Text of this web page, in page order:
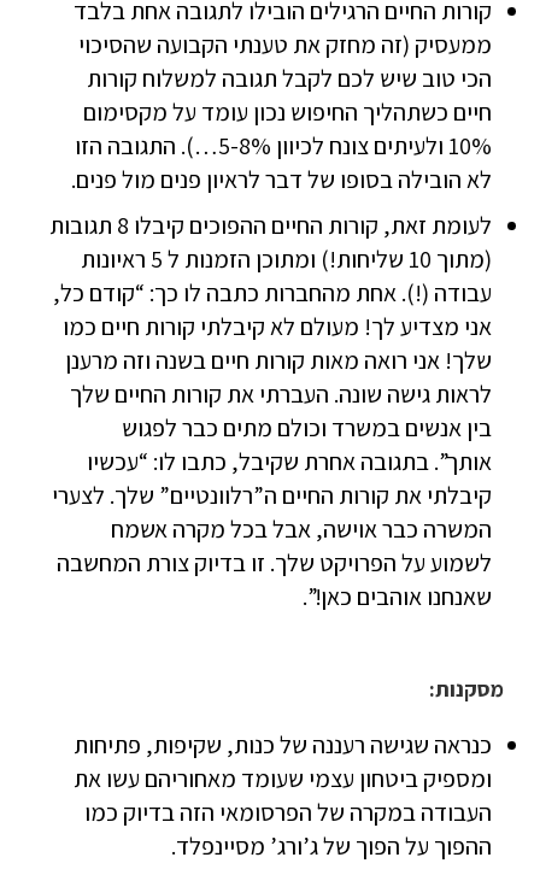
קורות החיים הרגילים הובילו לתגובה אחת בלבד
ממעסיק (זה מחזק את טענתי הקבועה שהסיכוי
הכי טוב שיש לכם לקבל תגובה למשלוח קורות
חיים כשתהליך החיפוש נכון עומד על מקסימום
10% ולעיתים צונח לכיוון 5-8%…). התגובה הזו
לא הובילה בסופו של דבר לראיון פנים מול פנים.
לעומת זאת, קורות החיים ההפוכים קיבלו 8 תגובות
(מתוך 10 שליחות!) ומתוכן הזמנות ל 5 ראיונות
עבודה (!). אחת מהחברות כתבה לו כך: “קודם כל,
אני מצדיע לך! מעולם לא קיבלתי קורות חיים כמו
שלך! אני רואה מאות קורות חיים בשנה וזה מרענן
לראות גישה שונה. העברתי את קורות החיים שלך
בין אנשים במשרד וכולם מתים כבר לפגוש
אותך”. בתגובה אחרת שקיבל, כתבו לו: “עכשיו
קיבלתי את קורות החיים ה”רלוונטיים” שלך. לצערי
המשרה כבר אוישה, אבל בכל מקרה אשמח
לשמוע על הפרויקט שלך. זו בדיוק צורת המחשבה
שאנחנו אוהבים כאן!”.
מסקנות:
כנראה שגישה רעננה של כנות, שקיפות, פתיחות
ומספיק ביטחון עצמי שעומד מאחוריהם עשו את
העבודה במקרה של הפרסומאי הזה בדיוק כמו
ההפוך על הפוך של ג’ורג’ מסיינפלד.